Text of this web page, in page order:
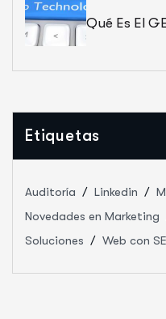
Qué Es El
Etiquetas
Auditoría Linkedin
Novedades en Marketing
Soluciones
Web con